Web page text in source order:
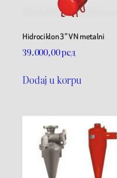
Hidrociklon 3” VN metalni
39.000,00рсд
Dodaj u korpu